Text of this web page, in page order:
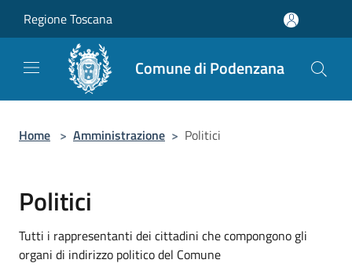
Regione Toscana
Comune di Podenzana
Home > Amministrazione > Politici
Politici
Tutti i rappresentanti dei cittadini che compongono gli
organi di indirizzo politico del Comune